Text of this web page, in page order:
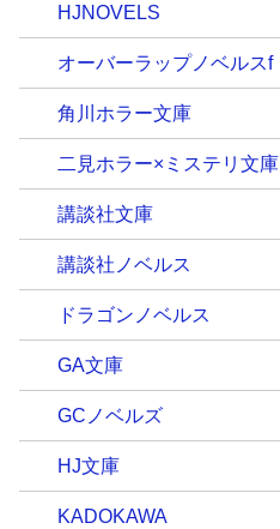
HJNOVELS
オーバーラップノベルスf
角川ホラー文庫
二見ホラー×ミステリ文庫
講談社文庫
講談社ノベルス
ドラゴンノベルス
GA文庫
GCノベルズ
HJ文庫
KADOKAWA